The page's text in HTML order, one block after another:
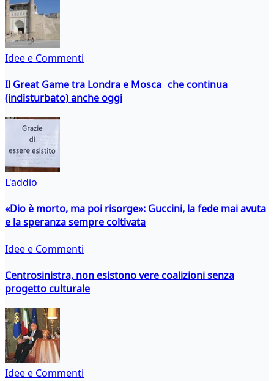
Idee e Commenti
Il Great Game tra Londra e Mosca che continua
(indisturbato) anche oggi
L'addio
«Dio è morto, ma poi risorge»: Guccini, la fede mai avuta
e la speranza sempre coltivata
Idee e Commenti
Centrosinistra, non esistono vere coalizioni senza
progetto culturale
Idee e Commenti